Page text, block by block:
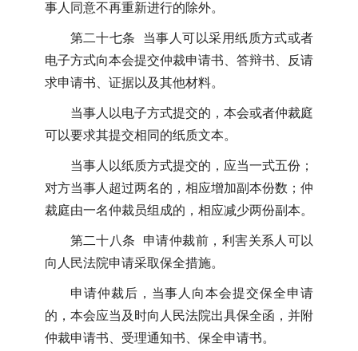
事人同意不再重新进行的除外。
第二十七条 当事人可以采用纸质方式或者
电子方式向本会提交仲裁申请书、答辩书、反请
求申请书、证据以及其他材料。
当事人以电子方式提交的，本会或者仲裁庭
可以要求其提交相同的纸质文本。
当事人以纸质方式提交的，应当一式五份；
对方当事人超过两名的，相应增加副本份数；仲
裁庭由一名仲裁员组成的，相应减少两份副本。
第二十八条 申请仲裁前，利害关系人可以
向人民法院申请采取保全措施。
申请仲裁后，当事人向本会提交保全申请
的，本会应当及时向人民法院出具保全函，并附
仲裁申请书、受理通知书、保全申请书。